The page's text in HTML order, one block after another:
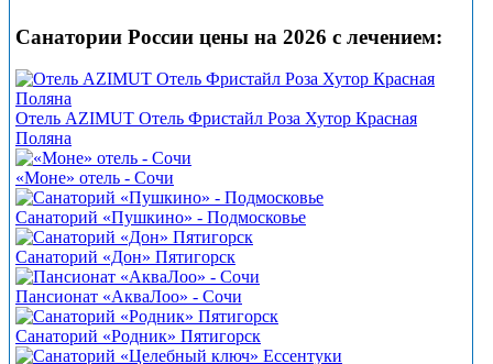
Санатории России цены на 2026 с лечением:
Отель AZIMUT Отель Фристайл Роза Хутор Красная
Поляна
«Моне» отель - Сочи
Санаторий «Пушкино» - Подмосковье
Санаторий «Дон» Пятигорск
Пансионат «АкваЛоо» - Сочи
Санаторий «Родник» Пятигорск